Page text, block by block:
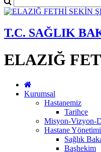
T.C. SAĞLIK
ELAZIĞ
Kurumsal
Hastanemiz
Tarihçe
Misyon-Vizyon-
Hastane Yönetimi
Sağlık
Başhekim